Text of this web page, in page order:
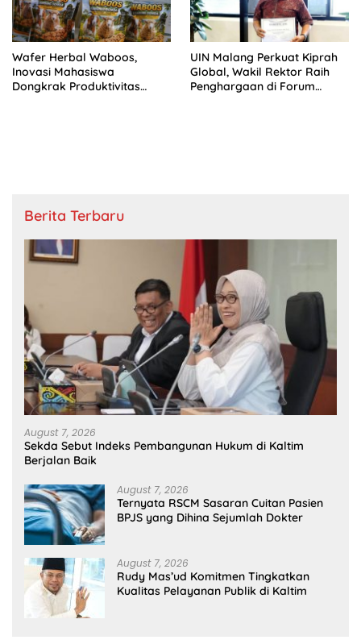
Wafer Herbal Waboos,
Inovasi Mahasiswa
Dongkrak Produktivitas
UIN Malang Perkuat Kiprah
Global, Wakil Rektor Raih
Penghargaan di Forum
Berita Terbaru
August 7, 2026
Sekda Sebut Indeks Pembangunan Hukum di Kaltim
Berjalan Baik
August 7, 2026
Ternyata RSCM Sasaran Cuitan Pasien
BPJS yang Dihina Sejumlah Dokter
August 7, 2026
Rudy Mas’ud Komitmen Tingkatkan
Kualitas Pelayanan Publik di Kaltim